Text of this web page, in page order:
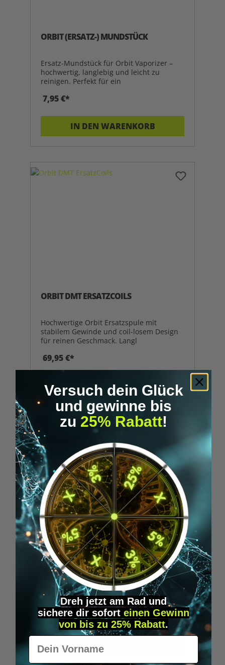
ORBIT (ERSATZ-) MUNDSTÜCK
Ersatz-Mundstück für Orbit Vaporizer –
hochwertig, langlebig und leicht zu
reinigen. Perfekt für ein
7,95 €*
IN DEN WARENKORB
ORBIT DMT ERSATZCOILS
Hochwertige Orbit Ersatzspule mit
stabilem Gewinde und coil-losem Design
für reinen Geschmack. Langl
69,95 €*
IN DEN WARENKORB
ORBIT VAPORIZER PEN "LIMITED
EDITION"
Entdecke den leistungsstarken Orbit DMT-
Vape-Pen mit spulenloser Quarzschale,
USB-C, 1700mAh Akku un
Ab84,95 €*
DETAILS
Versuch dein Glück
und gewinne bis
zu 25% Rabatt!
Dreh jetzt am Rad und
sichere dir sofort einen Gewinn
von bis zu 25% Rabatt.
Vorname